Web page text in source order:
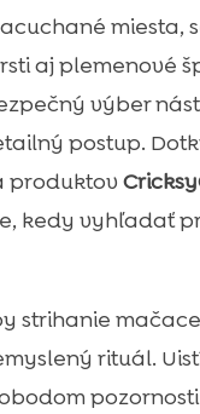
srsti
leto vs.
u špecifických
a tréning: ako
chyby pri
miesta,
aj plemenové
výber
postup.
produktov
kedy vyhľadať
strihanie
rituál.